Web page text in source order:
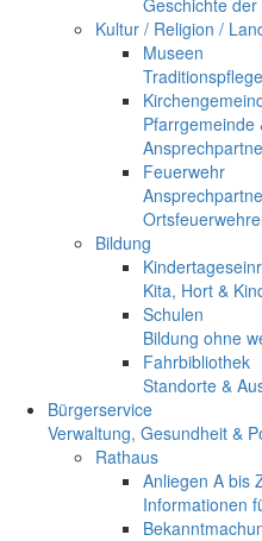
Geschichte
Kultur / Religion /
Museen
Pfarrgemeinde
Feuerwehr
Bildung
Kita, Hort &
Schulen
Bildung ohne
Fahrbibliothek
Standorte &
Bürgerservice
Verwaltung, Gesundheit &
Rathaus
Anliegen A bis
Informationen